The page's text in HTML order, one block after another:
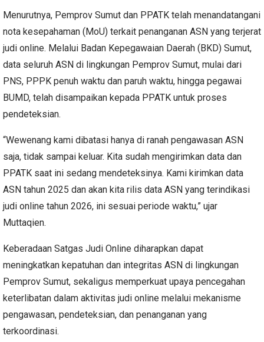
Menurutnya, Pemprov Sumut dan PPATK telah menandatangani
nota kesepahaman (MoU) terkait penanganan ASN yang terjerat
judi online. Melalui Badan Kepegawaian Daerah (BKD) Sumut,
data seluruh ASN di lingkungan Pemprov Sumut, mulai dari
PNS, PPPK penuh waktu dan paruh waktu, hingga pegawai
BUMD, telah disampaikan kepada PPATK untuk proses
pendeteksian.
“Wewenang kami dibatasi hanya di ranah pengawasan ASN
saja, tidak sampai keluar. Kita sudah mengirimkan data dan
PPATK saat ini sedang mendeteksinya. Kami kirimkan data
ASN tahun 2025 dan akan kita rilis data ASN yang terindikasi
judi online tahun 2026, ini sesuai periode waktu,” ujar
Muttaqien.
Keberadaan Satgas Judi Online diharapkan dapat
meningkatkan kepatuhan dan integritas ASN di lingkungan
Pemprov Sumut, sekaligus memperkuat upaya pencegahan
keterlibatan dalam aktivitas judi online melalui mekanisme
pengawasan, pendeteksian, dan penanganan yang
terkoordinasi.